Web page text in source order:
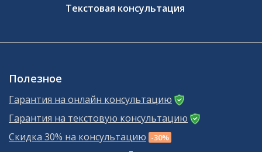
Текстовая консультация
Полезное
Гарантия на онлайн консультацию
Гарантия на текстовую консультацию
Скидка 30% на консультацию -30%